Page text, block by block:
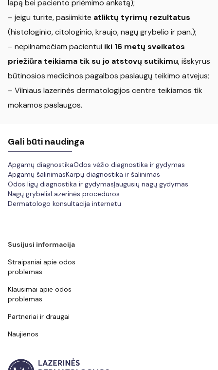
lapą bei paciento priėmimo anketą);
– jeigu turite, pasiimkite atliktų tyrimų rezultatus
(histologinio, citologinio, kraujo, nagų grybelio ir pan.);
– nepilnamečiam pacientui iki 16 metų sveikatos
priežiūra teikiama tik su jo atstovų sutikimu, išskyrus
būtinosios medicinos pagalbos paslaugų teikimo atvejus;
– Vilniaus lazerinės dermatologijos centre teikiamos tik
mokamos paslaugos.
Gali būti naudinga
Apgamų diagnostikaOdos vėžio diagnostika ir gydymas
Apgamų šalinimasKarpų diagnostika ir šalinimas
Odos ligų diagnostika ir gydymasĮaugusių nagų gydymas
Nagų grybelisLazerinės procedūros
Dermatologo konsultacija internetu
Susijusi informacija
Straipsniai apie odos
problemas
Klausimai apie odos
problemas
Partneriai ir draugai
Naujienos